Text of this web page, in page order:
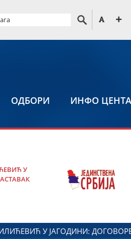
ОДБОРИ ИНФО
У
МАРКОВИЋ НА ОБЕЛЕЖАВАЊУ